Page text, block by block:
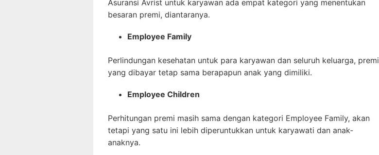
Asuransi Avrist untuk karyawan ada empat kategori yang menentukan
besaran premi, diantaranya.
Employee Family
Perlindungan kesehatan untuk para karyawan dan seluruh keluarga, premi
yang dibayar tetap sama berapapun anak yang dimiliki.
Employee Children
Perhitungan premi masih sama dengan kategori Employee Family, akan
tetapi yang satu ini lebih diperuntukkan untuk karyawati dan anak-
anaknya.